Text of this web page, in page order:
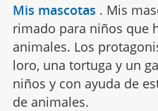
Mis mascotas . Mis
rimado para niños que
animales. Los
loro, una tortuga y un
niños y con ayuda de
de animales.